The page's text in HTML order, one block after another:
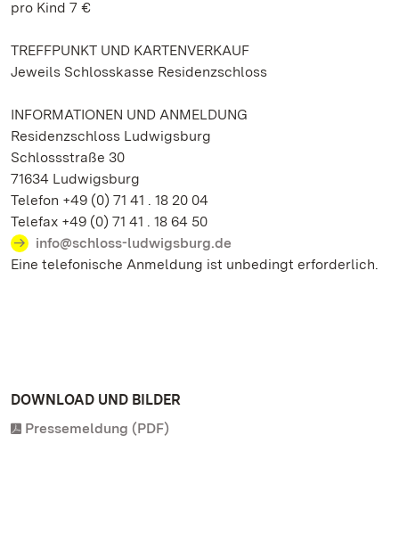
pro Kind 7 €
TREFFPUNKT UND KARTENVERKAUF
Jeweils Schlosskasse Residenzschloss
INFORMATIONEN UND ANMELDUNG
Residenzschloss Ludwigsburg
Schlossstraße 30
71634 Ludwigsburg
Telefon +49 (0) 71 41 . 18 20 04
Telefax +49 (0) 71 41 . 18 64 50
info@schloss-ludwigsburg.de
Eine telefonische Anmeldung ist unbedingt erforderlich.
DOWNLOAD UND BILDER
Pressemeldung (PDF)